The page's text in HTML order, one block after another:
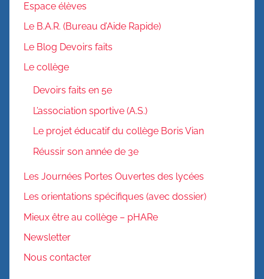
Espace élèves
Le B.A.R. (Bureau d’Aide Rapide)
Le Blog Devoirs faits
Le collège
Devoirs faits en 5e
L’association sportive (A.S.)
Le projet éducatif du collège Boris Vian
Réussir son année de 3e
Les Journées Portes Ouvertes des lycées
Les orientations spécifiques (avec dossier)
Mieux être au collège – pHARe
Newsletter
Nous contacter